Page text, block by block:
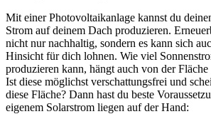
Mit einer Photovoltaikanlage kannst du
Strom auf deinem Dach produzieren.
nicht nur nachhaltig, sondern es kann sich
Hinsicht für dich lohnen. Wie viel
produzieren kann, hängt auch von der
Ist diese möglichst verschattungsfrei und
diese Fläche? Dann hast du beste
eigenem Solarstrom liegen auf der Hand: